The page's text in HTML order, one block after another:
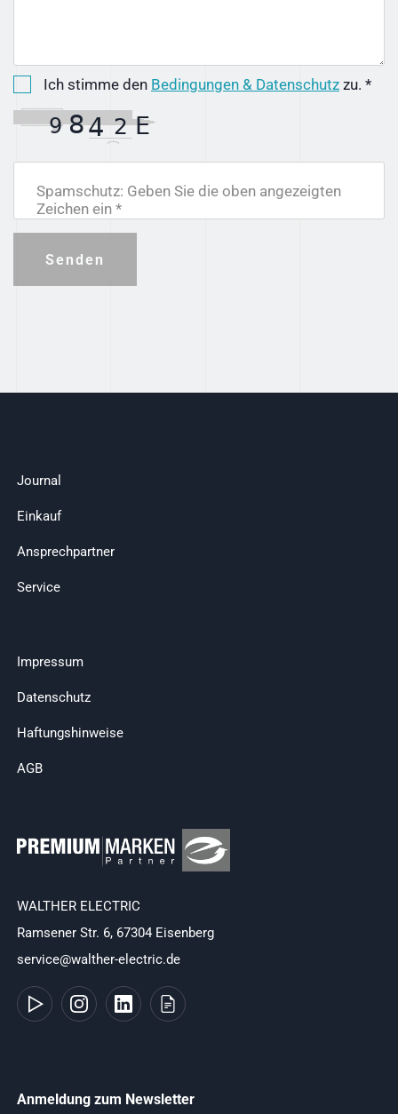
Ich stimme den Bedingungen & Datenschutz zu. *
Spamschutz: Geben Sie die oben angezeigten
Zeichen ein *
Senden
Journal
Einkauf
Ansprechpartner
Service
Impressum
Datenschutz
Haftungshinweise
AGB
WALTHER ELECTRIC
Ramsener Str. 6, 67304 Eisenberg
service@walther-electric.de
Anmeldung zum Newsletter